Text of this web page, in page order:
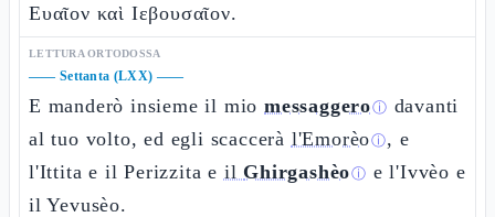
Ευαῖον καὶ Ιεβουσαῖον.
LETTURA ORTODOSSA
—— Settanta (LXX) ——
E manderò insieme il mio messaggeroⓘ davanti
al tuo volto, ed egli scaccerà l'Emorèoⓘ, e
l'Ittita e il Perizzita e il Ghirgashèoⓘ e l'Ivvèo e
il Yevusèo.